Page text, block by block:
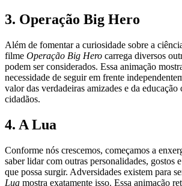
3. Operação Big Hero
Além de fomentar a curiosidade sobre a
filme Operação Big Hero carrega diversos
podem ser considerados. Essa animação
necessidade de seguir em frente
valor das verdadeiras amizades e da
cidadãos.
4. A Lua
Conforme nós crescemos, começamos a
saber lidar com outras personalidades, gostos
que possa surgir. Adversidades existem para
Lua mostra exatamente isso. Essa animação